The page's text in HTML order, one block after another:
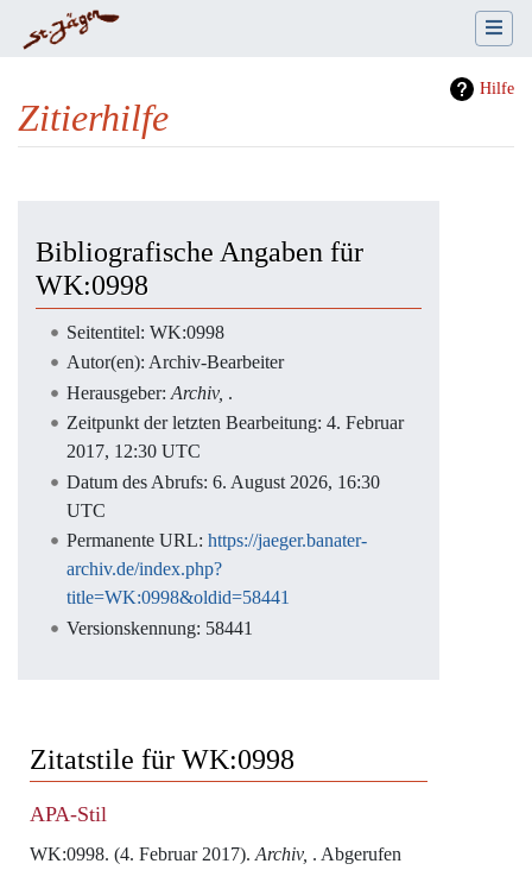
Hilfe
Zitierhilfe
Bibliografische Angaben für
WK:0998
Seitentitel: WK:0998
Autor(en): Archiv-Bearbeiter
Herausgeber: Archiv, .
Zeitpunkt der letzten Bearbeitung: 4. Februar
2017, 12:30 UTC
Datum des Abrufs: 6. August 2026, 16:30
UTC
Permanente URL: https://jaeger.banater-
archiv.de/index.php?
title=WK:0998&oldid=58441
Versionskennung: 58441
Zitatstile für WK:0998
APA-Stil
WK:0998. (4. Februar 2017). Archiv, . Abgerufen